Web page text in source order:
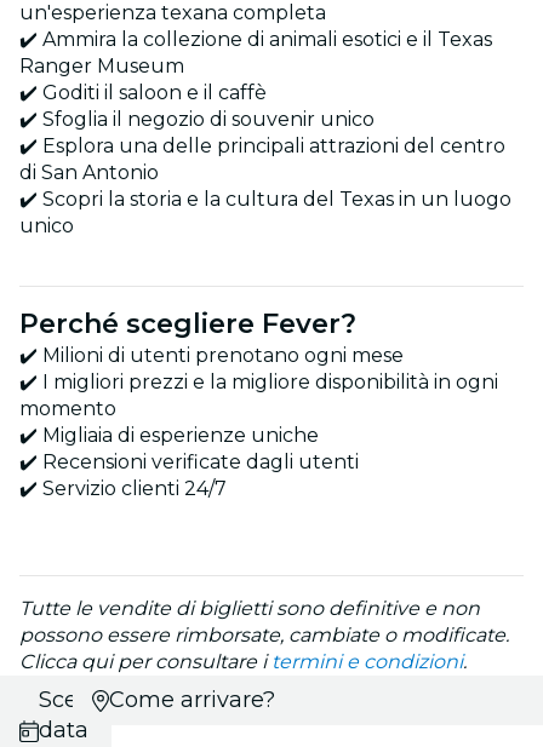
un'esperienza texana completa
✔️ Ammira la collezione di animali esotici e il Texas
Ranger Museum
✔️ Goditi il saloon e il caffè
✔️ Sfoglia il negozio di souvenir unico
✔️ Esplora una delle principali attrazioni del centro
di San Antonio
✔️ Scopri la storia e la cultura del Texas in un luogo
unico
Perché scegliere Fever?
✔️ Milioni di utenti prenotano ogni mese
✔️ I migliori prezzi e la migliore disponibilità in ogni
momento
✔️ Migliaia di esperienze uniche
✔️ Recensioni verificate dagli utenti
✔️ Servizio clienti 24/7
Tutte le vendite di biglietti sono definitive e non
possono essere rimborsate, cambiate o modificate.
Clicca qui per consultare i termini e condizioni.
Scegli
data
Come arrivare?